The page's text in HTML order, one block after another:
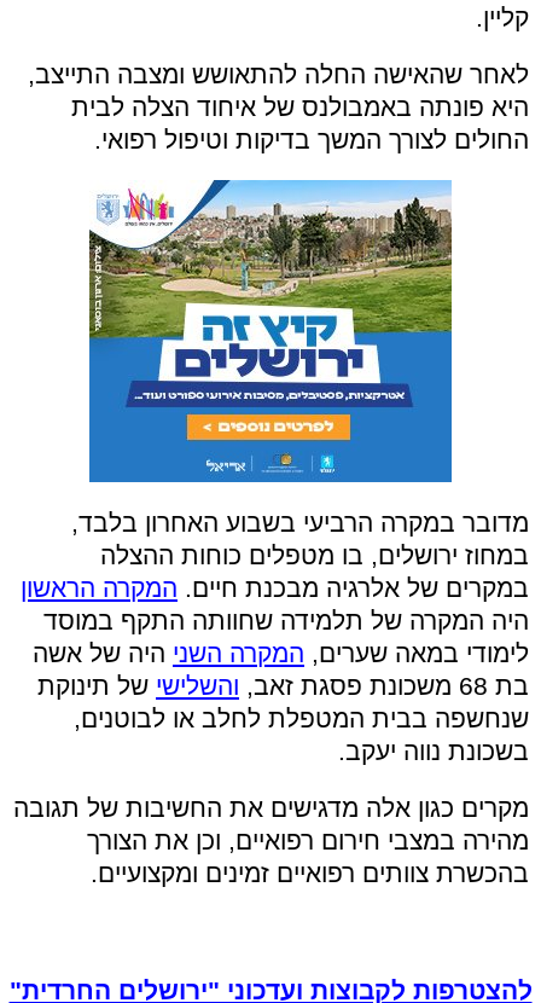
קליין.
לאחר שהאישה החלה להתאושש ומצבה התייצב,
היא פונתה באמבולנס של איחוד הצלה לבית
החולים לצורך המשך בדיקות וטיפול רפואי.
מדובר במקרה הרביעי בשבוע האחרון בלבד,
במחוז ירושלים, בו מטפלים כוחות ההצלה
במקרים של אלרגיה מבכנת חיים. המקרה הראשון
היה המקרה של תלמידה שחוותה התקף במוסד
לימודי במאה שערים, המקרה השני היה של אשה
בת 68 משכונת פסגת זאב,
והשלישי של תינוקת
שנחשפה בבית המטפלת לחלב או לבוטנים,
בשכונת נווה יעקב.
מקרים כגון אלה מדגישים את החשיבות של תגובה
מהירה במצבי חירום רפואיים, וכן את הצורך
בהכשרת צוותים רפואיים זמינים ומקצועיים.
להצטרפות לקבוצות ועדכוני "ירושלים החרדית"